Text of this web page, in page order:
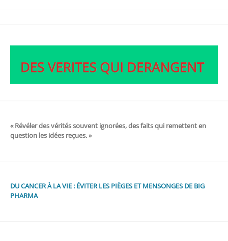
« Révéler des vérités souvent ignorées, des faits qui remettent en
question les idées reçues. »
DU CANCER À LA VIE : ÉVITER LES PIÈGES ET MENSONGES DE BIG
PHARMA